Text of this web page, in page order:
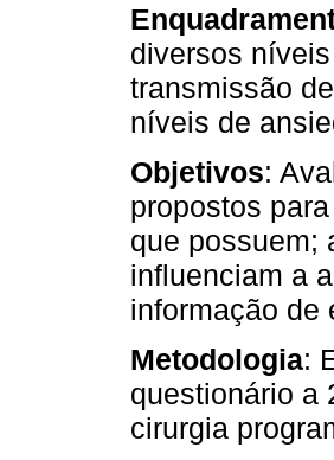
diversos
transmissão
níveis de
Objetivos:
propostos
que possuem;
influenciam a
informação de
Metodologia:
questionário a
cirurgia